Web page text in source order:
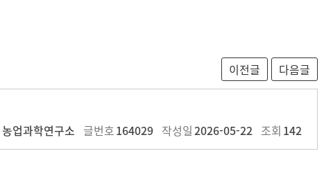
농업과학연구소 글번호164029 작성일2026-05-22 조회 142